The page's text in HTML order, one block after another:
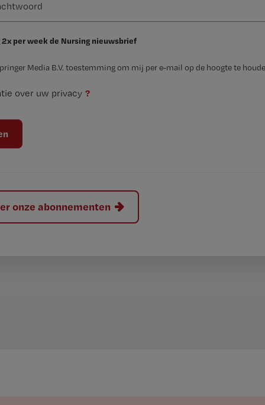
2x per week de Nursing nieuwsbrief
Media B.V. toestemming om mij per e-mail op de hoogte te
over uw privacy ?
onze abonnementen